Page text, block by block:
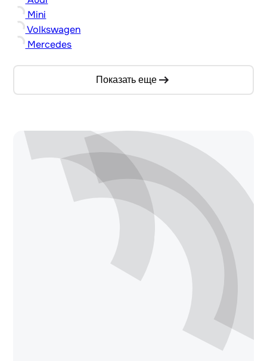
Mini
Volkswagen
Mercedes
Показать еще